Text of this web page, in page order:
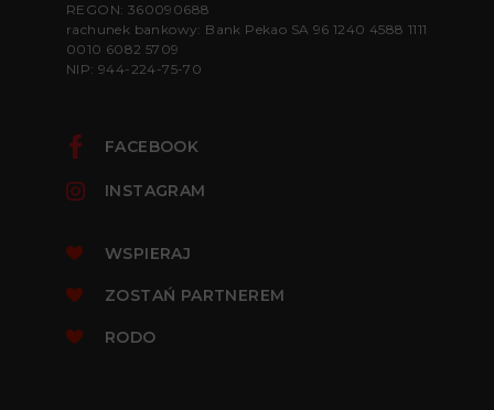
REGON: 360090688
rachunek bankowy: Bank Pekao SA 96 1240 4588 1111
0010 6082 5709
NIP: 944-224-75-70
FACEBOOK
INSTAGRAM
WSPIERAJ
ZOSTAŃ PARTNEREM
RODO